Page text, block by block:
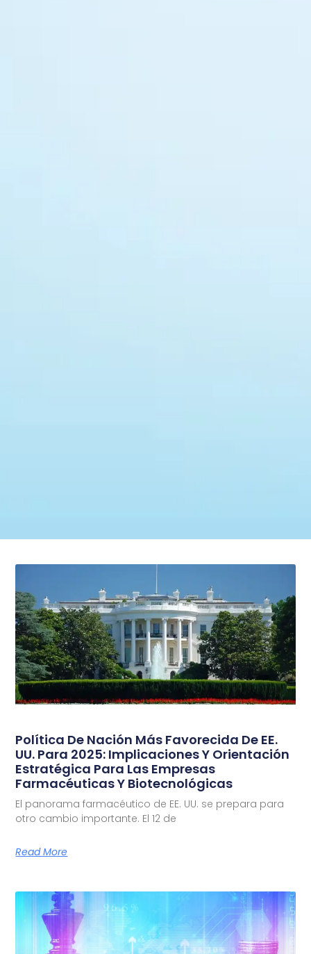
Política De Nación Más Favorecida De EE.
UU. Para 2025: Implicaciones Y Orientación
Estratégica Para Las Empresas
Farmacéuticas Y Biotecnológicas
El panorama farmacéutico de EE. UU. se prepara para
otro cambio importante. El 12 de
Read More